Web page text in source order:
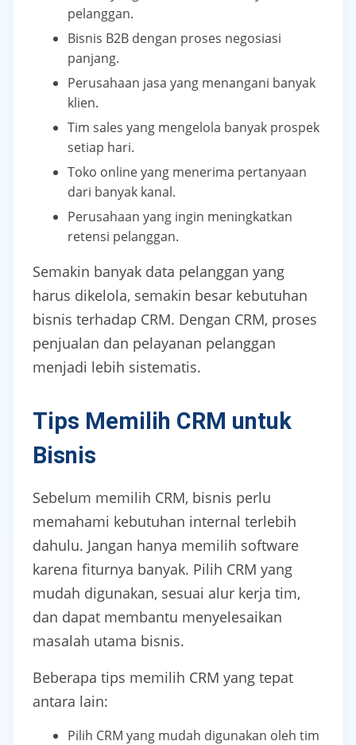
pelanggan.
Bisnis B2B dengan proses negosiasi
panjang.
Perusahaan jasa yang menangani banyak
klien.
Tim sales yang mengelola banyak prospek
setiap hari.
Toko online yang menerima pertanyaan
dari banyak kanal.
Perusahaan yang ingin meningkatkan
retensi pelanggan.
Semakin banyak data pelanggan yang
harus dikelola, semakin besar kebutuhan
bisnis terhadap CRM. Dengan CRM, proses
penjualan dan pelayanan pelanggan
menjadi lebih sistematis.
Tips Memilih CRM untuk
Bisnis
Sebelum memilih CRM, bisnis perlu
memahami kebutuhan internal terlebih
dahulu. Jangan hanya memilih software
karena fiturnya banyak. Pilih CRM yang
mudah digunakan, sesuai alur kerja tim,
dan dapat membantu menyelesaikan
masalah utama bisnis.
Beberapa tips memilih CRM yang tepat
antara lain:
Pilih CRM yang mudah digunakan oleh tim